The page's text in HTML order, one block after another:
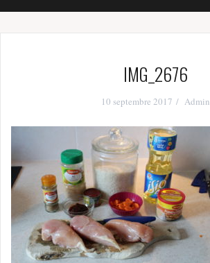
IMG_2676
10 septembre 2017 Admin